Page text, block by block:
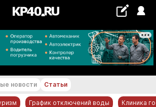
+22...+23 °С
новости Статьи
График отключений воды Клиника